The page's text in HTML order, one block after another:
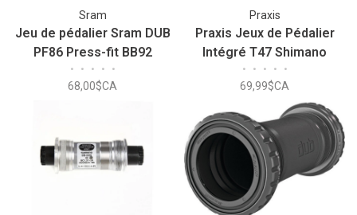
Sram
Jeu de pédalier Sram DUB
PF86 Press-fit BB92
• • • • •
68,00$CA
Praxis
Praxis Jeux de Pédalier
Intégré T47 Shimano
• • • • •
69,99$CA